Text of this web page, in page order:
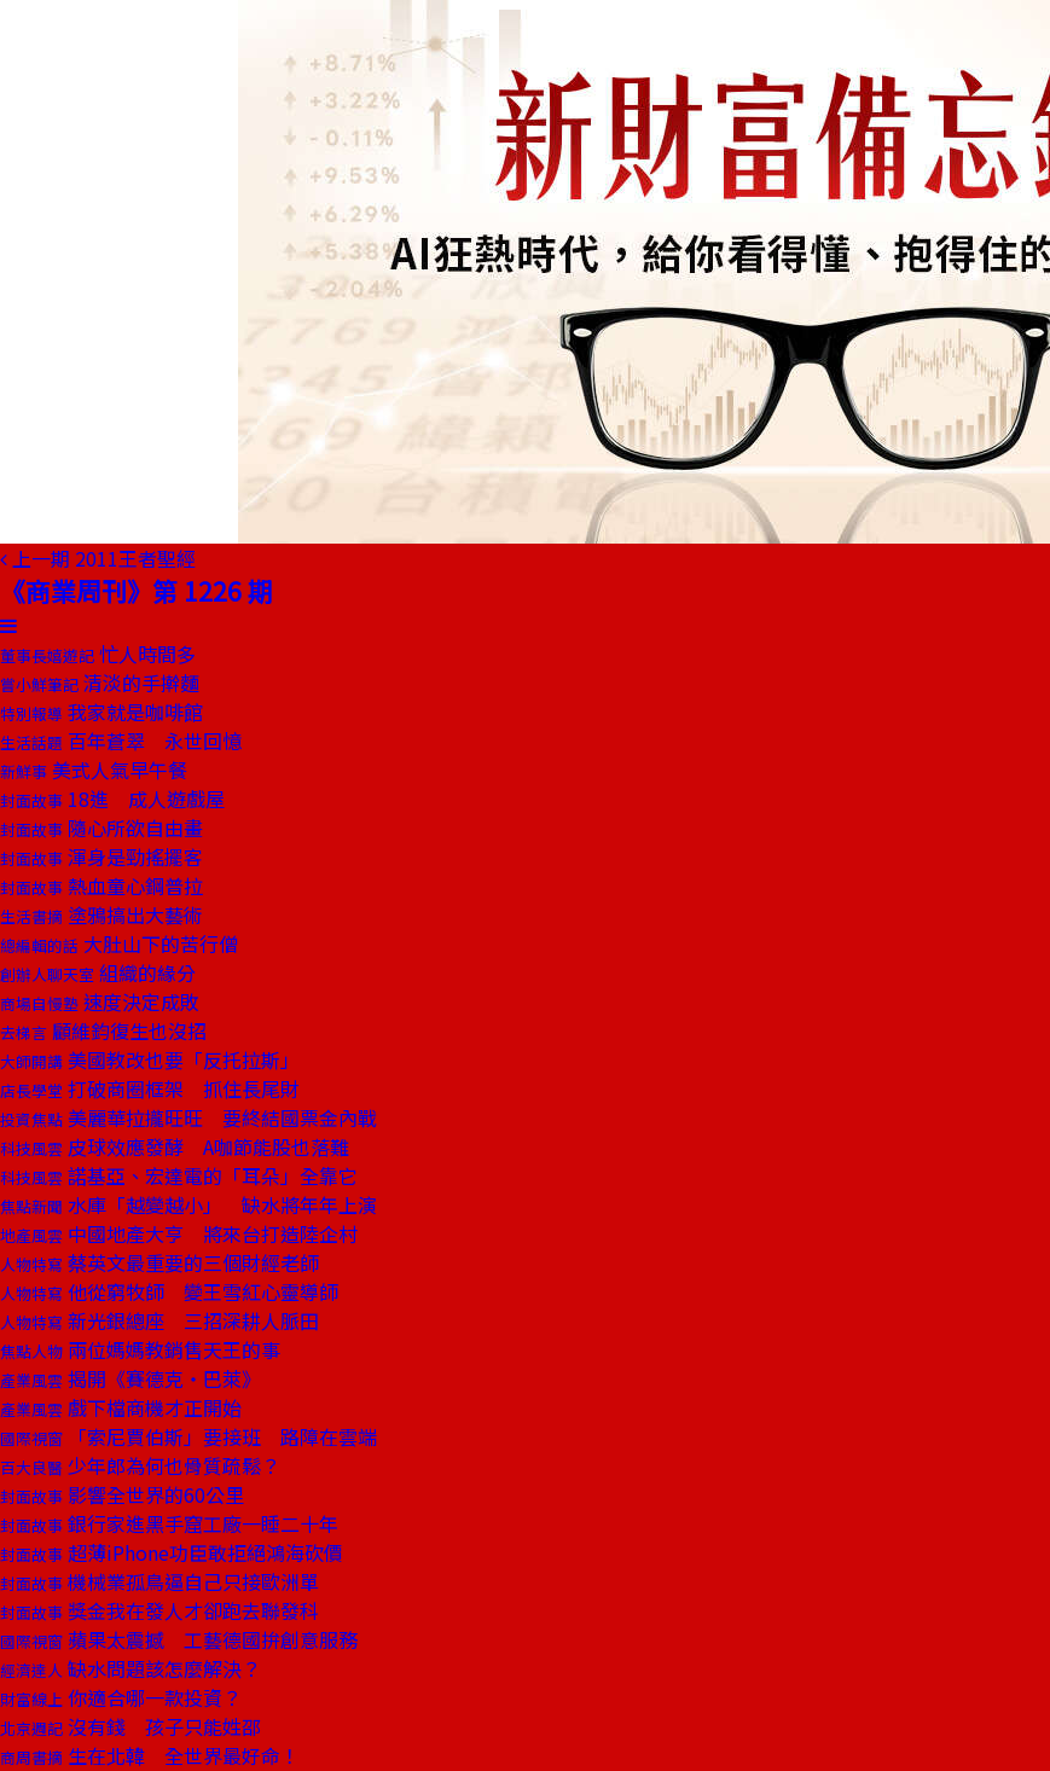
上一期 2011王者聖經
《商業周刊》第 1226 期
董事長嬉遊記 忙人時間多
嘗小鮮筆記 清淡的手擀麵
特別報導 我家就是咖啡館
生活話題 百年蒼翠 永世回憶
新鮮事 美式人氣早午餐
封面故事 18進 成人遊戲屋
封面故事 隨心所欲自由畫
封面故事 渾身是勁搖擺客
封面故事 熱血童心鋼普拉
生活書摘 塗鴉搞出大藝術
總編輯的話 大肚山下的苦行僧
創辦人聊天室 組織的緣分
商場自慢塾 速度決定成敗
去梯言 顧維鈞復生也沒招
大師開講 美國教改也要「反托拉斯」
店長學堂 打破商圈框架 抓住長尾財
投資焦點 美麗華拉攏旺旺 要終結國票金內戰
科技風雲 皮球效應發酵 A咖節能股也落難
科技風雲 諾基亞、宏達電的「耳朵」全靠它
焦點新聞 水庫「越變越小」 缺水將年年上演
地產風雲 中國地產大亨 將來台打造陸企村
人物特寫 蔡英文最重要的三個財經老師
人物特寫 他從窮牧師 變王雪紅心靈導師
人物特寫 新光銀總座 三招深耕人脈田
焦點人物 兩位媽媽教銷售天王的事
產業風雲 揭開《賽德克‧巴萊》
產業風雲 戲下檔商機才正開始
國際視窗 「索尼賈伯斯」要接班 路障在雲端
百大良醫 少年郎為何也骨質疏鬆？
封面故事 影響全世界的60公里
封面故事 銀行家進黑手窟工廠一睡二十年
封面故事 超薄iPhone功臣敢拒絕鴻海砍價
封面故事 機械業孤鳥逼自己只接歐洲單
封面故事 獎金我在發人才卻跑去聯發科
國際視窗 蘋果太震撼 工藝德國拚創意服務
經濟達人 缺水問題該怎麼解決？
財富線上 你適合哪一款投資？
北京週記 沒有錢 孩子只能姓邵
商周書摘 生在北韓 全世界最好命！